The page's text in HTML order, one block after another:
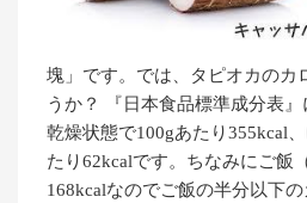
塊」です。では、タピオカのカ
うか？ 『日本食品標準成分表
乾燥状態で100gあたり355kcal
たり62kcalです。ちなみにご飯
168kcalなのでご飯の半分以下